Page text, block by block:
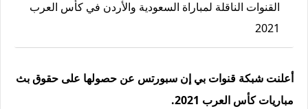
القنوات الناقلة لمباراة السعودية والأردن في كأس العرب
2021
أعلنت شبكة قنوات بي إن سبورتس عن حصولها على حقوق بث
مباريات كأس العرب 2021.